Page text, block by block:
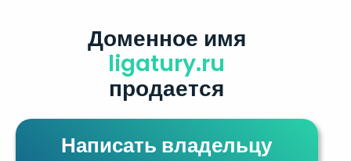
Доменное имя
ligatury.ru
продается
Написать владельцу